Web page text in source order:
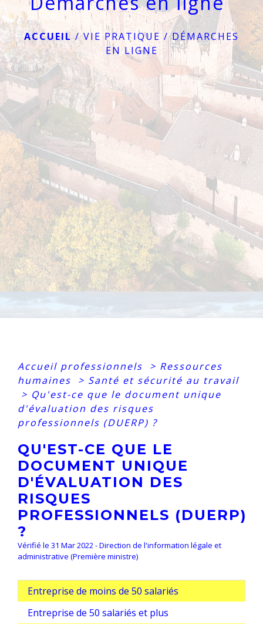
ACCUEIL /VIE PRATIQUE /DÉMARCHES
EN LIGNE
Accueil professionnels > Ressources
humaines
> Santé et sécurité au travail
> Qu'est-ce que le document unique
d'évaluation des risques
professionnels (DUERP) ?
QU'EST-CE QUE LE
DOCUMENT UNIQUE
D'ÉVALUATION DES
RISQUES
PROFESSIONNELS (DUERP)
?
Vérifié le 31 Mar 2022 - Direction de l'information légale et
administrative (Première ministre)
Entreprise de moins de 50 salariés
Entreprise de 50 salariés et plus